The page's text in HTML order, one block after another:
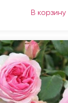
В корзину